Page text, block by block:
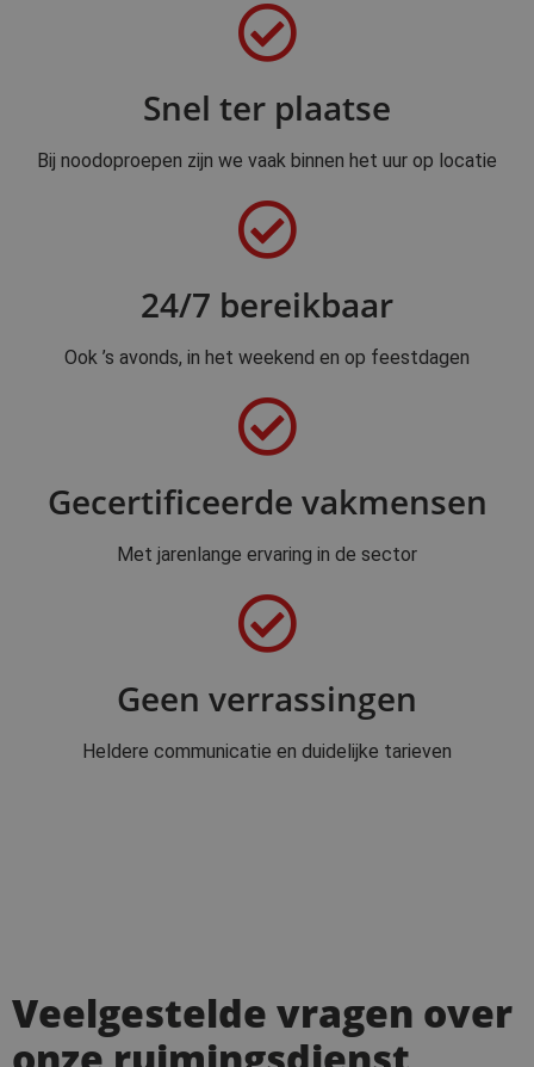
Snel ter plaatse
Bij noodoproepen zijn we vaak binnen het uur op locatie
24/7 bereikbaar
Ook ’s avonds, in het weekend en op feestdagen
Gecertificeerde vakmensen
Met jarenlange ervaring in de sector
Geen verrassingen
Heldere communicatie en duidelijke tarieven
Veelgestelde vragen over